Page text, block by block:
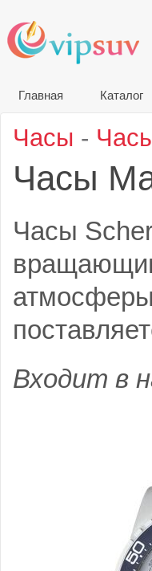
Главная Каталог
Часы -
Часы
Часы
Входит в